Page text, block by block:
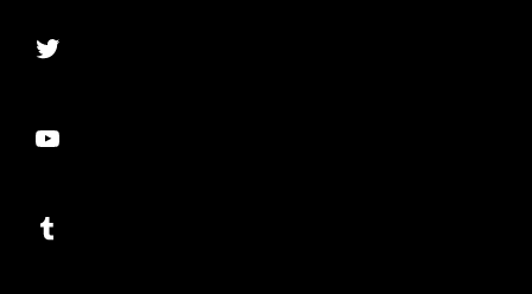
Twitter
YouTube
Tumblr